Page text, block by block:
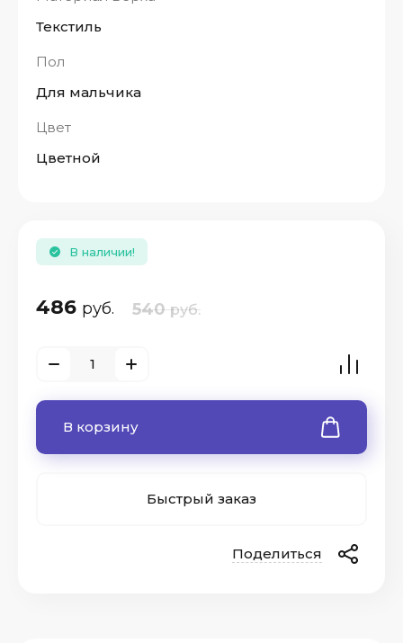
Текстиль
Пол
Для мальчика
Цвет
Цветной
В наличии!
486 руб. 540 руб.
В корзину
Быстрый заказ
Поделиться